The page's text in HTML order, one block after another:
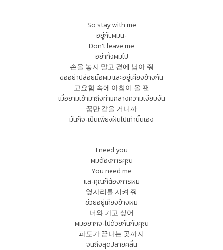
So stay with me
อยู่กับผมนะ
Don't leave me
อย่าทิ้งผมไป
손을 놓지 말고 곁에 남아 줘
ขออย่าปล่อยมือผม และอยู่เคียงข้างกัน
고요함 속에 아침이 올 땐
เมื่อยามเช้ามาถึงท่ามกลางความเงียบงัน
꿈만 같을 거니까
มันก็จะเป็นเพียงฝันไปเท่านั้นเอง
I need you
ผมต้องการคุณ
You need me
และคุณก็ต้องการผม
옆자리를 지켜 줘
ช่วยอยู่เคียงข้างผม
너와 가고 싶어
ผมอยากจะไปด้วยกันกับคุณ
파도가 끝나는 곳까지
จนถึงสุดปลายคลื่น